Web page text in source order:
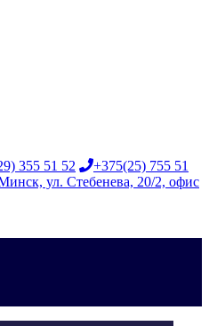
355 51 52
+375(25) 755 51
ул. Стебенева, 20/2, офис